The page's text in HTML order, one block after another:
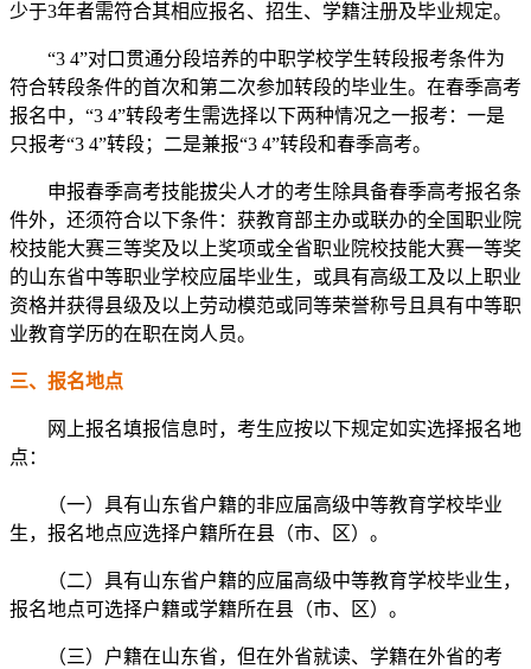
少于3年者需符合其相应报名、招生、学籍注册及毕业规定。
“3 4”对口贯通分段培养的中职学校学生转段报考条件为
符合转段条件的首次和第二次参加转段的毕业生。在春季高考
报名中，“3 4”转段考生需选择以下两种情况之一报考：一是
只报考“3 4”转段；二是兼报“3 4”转段和春季高考。
申报春季高考技能拔尖人才的考生除具备春季高考报名条
件外，还须符合以下条件：获教育部主办或联办的全国职业院
校技能大赛三等奖及以上奖项或全省职业院校技能大赛一等奖
的山东省中等职业学校应届毕业生，或具有高级工及以上职业
资格并获得县级及以上劳动模范或同等荣誉称号且具有中等职
业教育学历的在职在岗人员。
三、报名地点
网上报名填报信息时，考生应按以下规定如实选择报名地
点：
（一）具有山东省户籍的非应届高级中等教育学校毕业
生，报名地点应选择户籍所在县（市、区）。
（二）具有山东省户籍的应届高级中等教育学校毕业生，
报名地点可选择户籍或学籍所在县（市、区）。
（三）户籍在山东省，但在外省就读、学籍在外省的考